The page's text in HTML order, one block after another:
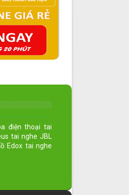
điện thoại tai
tai nghe JBL
Edox tai nghe